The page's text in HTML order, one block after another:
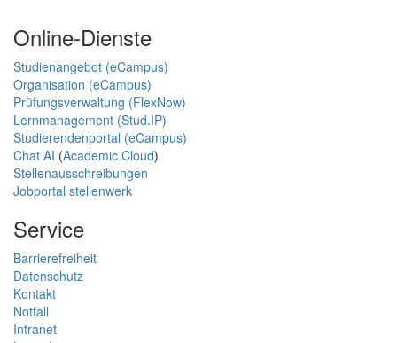
Online-Dienste
Studienangebot (eCampus)
Organisation (eCampus)
Prüfungsverwaltung (FlexNow)
Lernmanagement (Stud.IP)
Studierendenportal (eCampus)
Chat AI (Academic Cloud)
Stellenausschreibungen
Jobportal stellenwerk
Service
Barrierefreiheit
Datenschutz
Kontakt
Notfall
Intranet